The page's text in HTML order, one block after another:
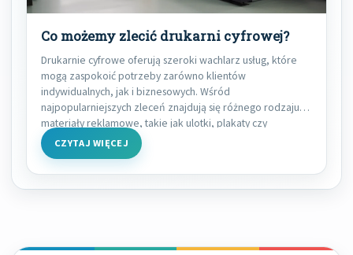
Co możemy zlecić drukarni cyfrowej?
Drukarnie cyfrowe oferują szeroki wachlarz usług, które
mogą zaspokoić potrzeby zarówno klientów
indywidualnych, jak i biznesowych. Wśród
najpopularniejszych zleceń znajdują się różnego rodzaju
materiały reklamowe, takie jak ulotki, plakaty czy
CZYTAJ WIĘCEJ